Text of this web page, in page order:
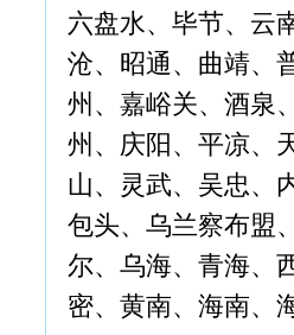
六盘水、毕节、云
沧、昭通、曲靖、
州、嘉峪关、酒泉
州、庆阳、平凉、
山、灵武、吴忠、
包头、乌兰察布盟
尔、乌海、青海、
密、黄南、海南、